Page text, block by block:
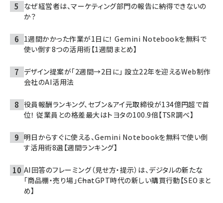
なぜ経営者は、マーケティング部門の報告に納得できないの
か？
1週間かかった作業が1日に！ Gemini Notebookを無料で
使い倒す8つの活用術【1週間まとめ】
デザイン提案が「2週間→2日に」 設立22年を迎えるWeb制作
会社のAI活用法
役員報酬ランキング、セブン＆アイ元取締役が134億円超で首
位！ 従業員との格差最大はトヨタの100.9倍【TSR調べ】
明日からすぐに使える、Gemini Notebookを無料で使い倒
す活用術8選【週間ランキング】
AI回答のフレーミング（見せ方・提示）は、デジタルの新たな
「商品棚・売り場」――ChatGPT時代の新しい購買行動【SEOまと
め】